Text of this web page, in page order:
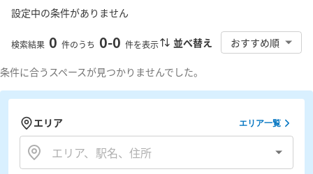
設定中の条件がありません
検索結果 0 件のうち 0-0 件を表示 並べ替え おすすめ順
条件に合うスペースが見つかりませんでした。
エリア エリア一覧